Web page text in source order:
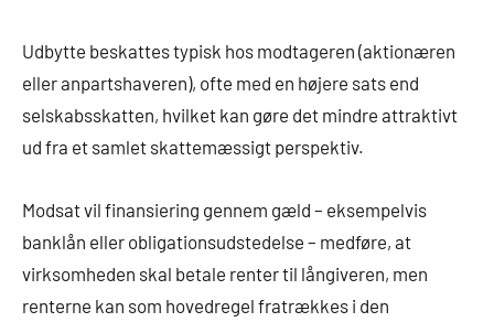
Udbytte beskattes typisk hos modtageren (aktionæren
eller anpartshaveren), ofte med en højere sats end
selskabsskatten, hvilket kan gøre det mindre attraktivt
ud fra et samlet skattemæssigt perspektiv.
Modsat vil finansiering gennem gæld – eksempelvis
banklån eller obligationsudstedelse – medføre, at
virksomheden skal betale renter til långiveren, men
renterne kan som hovedregel fratrækkes i den